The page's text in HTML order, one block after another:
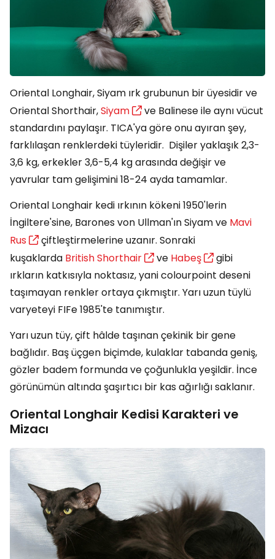
Oriental Longhair, Siyam ırk grubunun bir üyesidir ve
Oriental Shorthair,Siyam
ve Balinese ile aynı vücut
standardını paylaşır. TICA'ya göre onu ayıran şey,
farklılaşan renklerdeki tüyleridir. Dişiler yaklaşık 2,3-
3,6 kg, erkekler 3,6-5,4 kg arasında değişir ve
yavrular tam gelişimini 18-24 ayda tamamlar.
Oriental Longhair kedi ırkının kökeni 1950'lerin
İngiltere'sine, Barones von Ullman'ın Siyam ve Mavi
Rus
çiftleştirmelerine uzanır. Sonraki
kuşaklarda British Shorthair ve Habeş
gibi
ırkların katkısıyla noktasız, yani colourpoint deseni
taşımayan renkler ortaya çıkmıştır. Yarı uzun tüylü
varyeteyi FIFe 1985'te tanımıştır.
Yarı uzun tüy, çift hâlde taşınan çekinik bir gene
bağlıdır. Baş üçgen biçimde, kulaklar tabanda geniş,
gözler badem formunda ve çoğunlukla yeşildir. İnce
görünümün altında şaşırtıcı bir kas ağırlığı saklanır.
Oriental Longhair Kedisi Karakteri ve
Mizacı